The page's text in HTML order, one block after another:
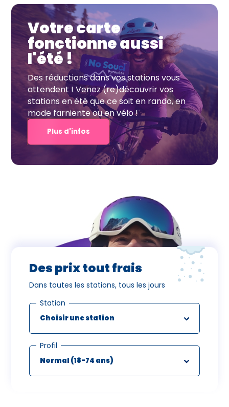
Votre carte
fonctionne aussi
l'été !
Des réductions dans vos stations vous
attendent ! Venez (re)découvrir vos
stations en été que ce soit en rando, en
mode farniente ou en vélo !
Plus d'infos
Des prix tout frais
Dans toutes les stations, tous les jours
Station
Profil